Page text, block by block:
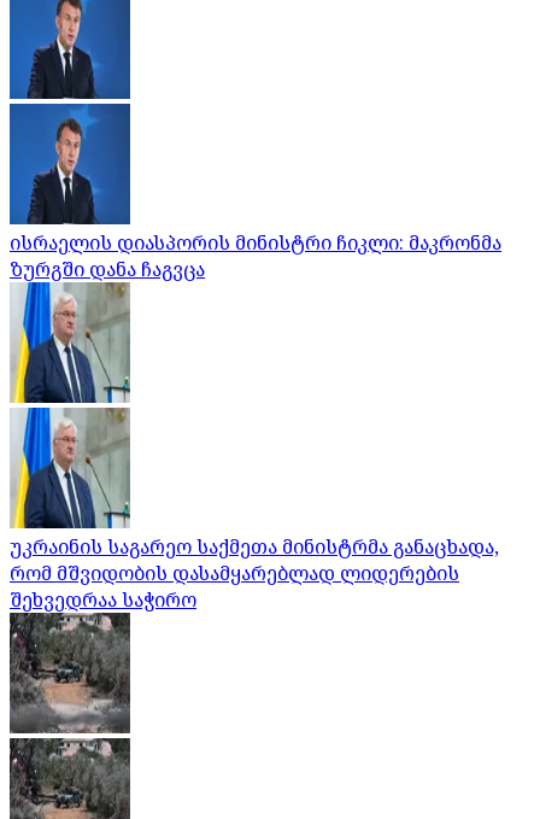
ისრაელის დიასპორის მინისტრი ჩიკლი: მაკრონმა
ზურგში დანა ჩაგვცა
უკრაინის საგარეო საქმეთა მინისტრმა განაცხადა,
რომ მშვიდობის დასამყარებლად ლიდერების
შეხვედრაა საჭირო